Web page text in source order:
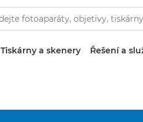
Tiskárny a skenery Řešení a